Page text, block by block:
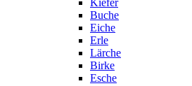
Kiefer
Buche
Eiche
Erle
Lärche
Birke
Esche